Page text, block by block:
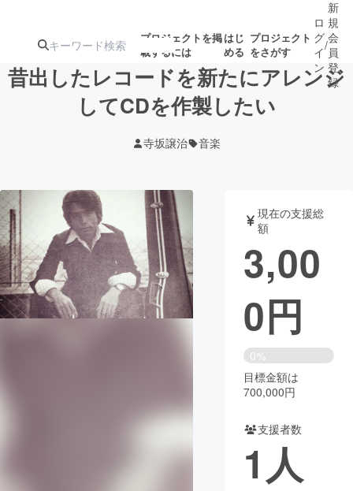
プロジェクトを掲
載するには
はじ
める
プロジェクト
をさがす
注目の新着プロ
ジェクト
募集終了が近いプ
ロジェクト
アート・写真 音楽
テクノロジー・ガジェット ゲーム・サ
映像・映画 書籍・雑誌
チャレンジ
CAMPFIRE Creation
machi-ya コミュニティ
ロ
グ
イ
ン
/
新
規
会
員
登
録
昔出したレコードを新たにアレンジ
してCDを作製したい
寺坂譲治 音楽
現在の支援総
額
3,00
0円
0%
目標金額は
700,000円
支援者数
1人